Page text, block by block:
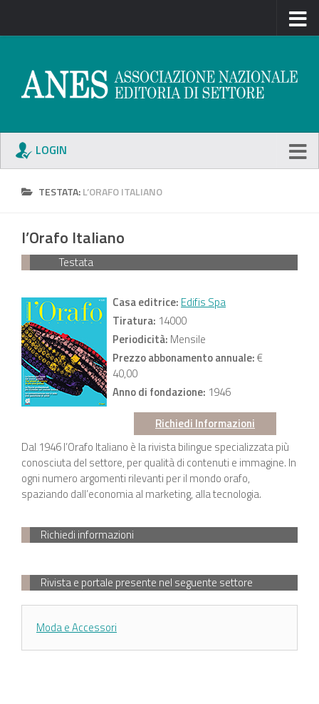
LOGIN
TESTATA:L’ORAFO ITALIANO
l’Orafo Italiano
Testata
Casa editrice: Edifis Spa
Tiratura: 14000
Periodicità: Mensile
Prezzo abbonamento annuale:€
40,00
Anno di fondazione: 1946
Richiedi Informazioni
Dal 1946 l’Orafo Italiano è la rivista bilingue specializzata più
conosciuta del settore, per qualità di contenuti e immagine. In
ogni numero argomenti rilevanti per il mondo orafo,
spaziando dall’economia al marketing, alla tecnologia.
Richiedi informazioni
Rivista e portale presente nel seguente settore
Moda e Accessori